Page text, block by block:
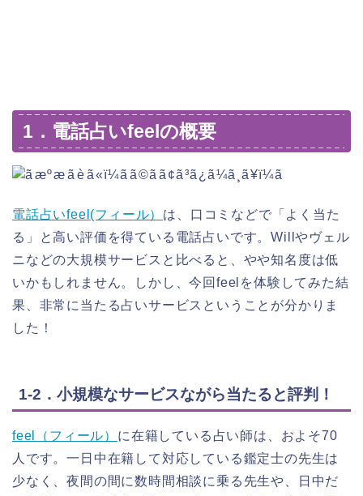
1．電話占いfeelの概要
電話占いfeel(フィール） は、口コミなどで「よく当た
る」と高い評価を得ている電話占いです。Willやヴェル
ニなどの大規模サービスと比べると、やや知名度は低
いかもしれません。しかし、今回feelを体験してみた結
果、非常に当たる占いサービスということが分かりま
した！
1-2．小規模なサービスながら当たると評判！
feel（フィール） に在籍している占い師は、およそ70
人です。一日中在籍して対応している鑑定士の先生は
少なく、夜間の間に数時間相談に乗る先生や、日中だ